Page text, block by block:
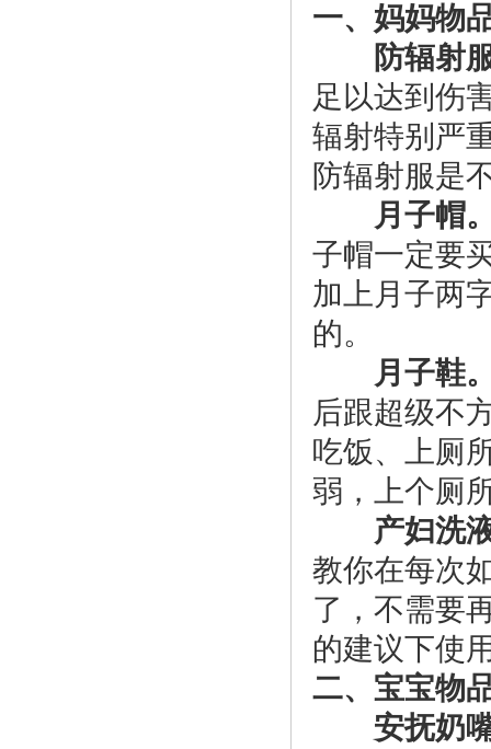
一、妈妈物
防辐射
足以达到伤
辐射特别严
防辐射服是
月子帽
子帽一定要
加上月子两
的。
月子鞋
后跟超级不
吃饭、上厕
弱，上个厕
产妇洗
教你在每次
了，不需要
的建议下使
二、宝宝物
安抚奶